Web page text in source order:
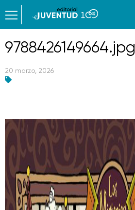
9788426149664.jpg
20 marzo, 2026